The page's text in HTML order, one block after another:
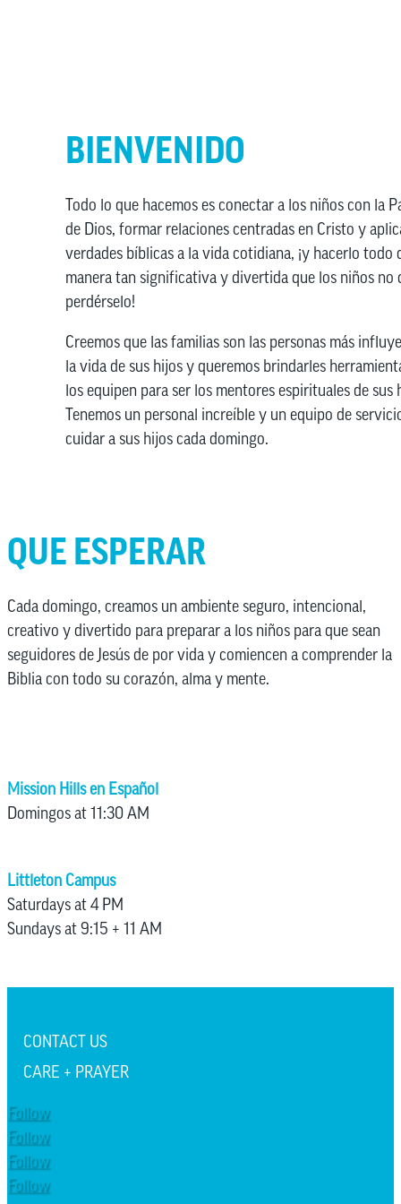
BIENVENIDO
Todo lo que hacemos es conectar a los niños con la
de Dios, formar relaciones centradas en Cristo y
verdades bíblicas a la vida cotidiana, ¡y hacerlo todo
manera tan significativa y divertida que los niños no
perdérselo!
Creemos que las familias son las personas más
la vida de sus hijos y queremos brindarles
los equipen para ser los mentores espirituales de sus
Tenemos un personal increíble y un equipo de
cuidar a sus hijos cada domingo.
QUE ESPERAR
Cada domingo, creamos un ambiente seguro, intencional,
creativo y divertido para preparar a los niños para que sean
seguidores de Jesús de por vida y comiencen a comprender la
Biblia con todo su corazón, alma y mente.
Mission Hills en Español
Domingos at 11:30 AM
Littleton Campus
Saturdays at 4 PM
Sundays at 9:15 + 11 AM
CONTACT US
CARE + PRAYER
Follow
Follow
Follow
Follow